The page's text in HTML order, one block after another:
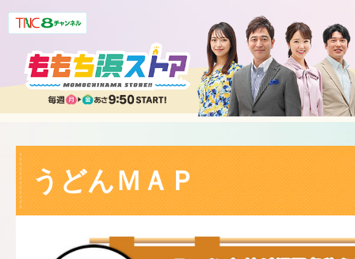
うどんＭＡＰ